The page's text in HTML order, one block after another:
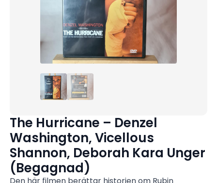
The Hurricane – Denzel
Washington, Vicellous
Shannon, Deborah Kara Unger
(Begagnad)